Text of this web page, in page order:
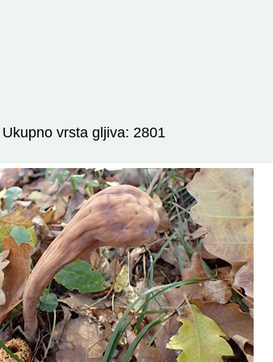
Ukupno vrsta gljiva: 2801